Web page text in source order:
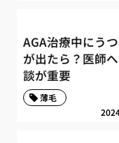
AGA治療中にう
が出たら？医師
談が重要
薄毛